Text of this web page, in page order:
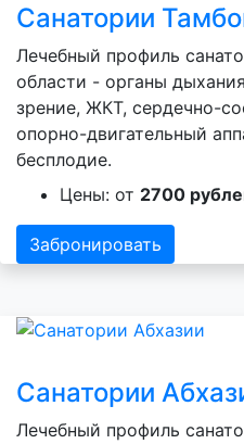
Санатории
Лечебный профиль
области - органы
зрение, ЖКТ, сердечно-
опорно-двигательный
бесплодие.
Цены: от 2700
Забронировать
Санатории
Лечебный профиль